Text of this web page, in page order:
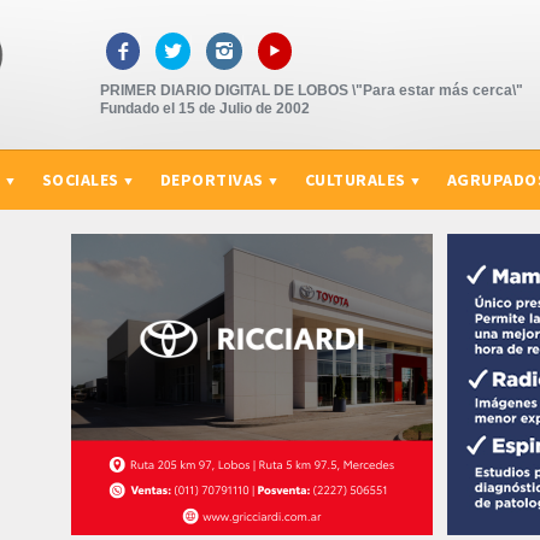
   ▸
PRIMER DIARIO DIGITAL DE LOBOS \"Para estar más cerca\"
Fundado el 15 de Julio de 2002
SOCIALES DEPORTIVAS CULTURALES